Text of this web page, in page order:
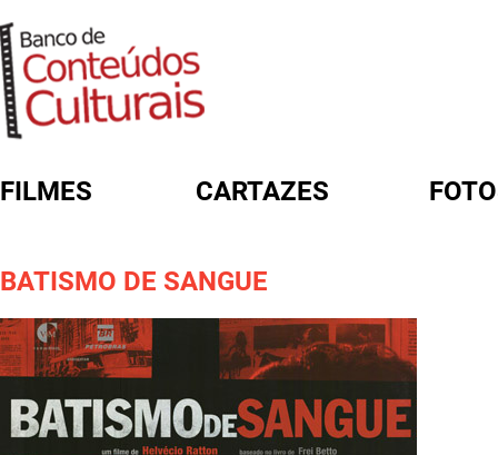
FILMES CARTAZES
BATISMO DE SANGUE